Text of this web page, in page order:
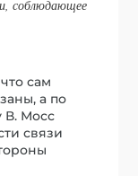
соблюдающее
сам
а по
В. Мосс
связи